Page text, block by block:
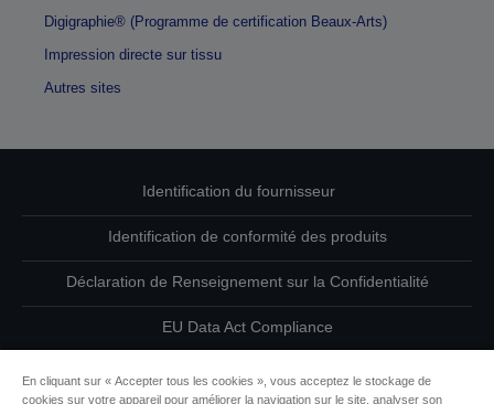
Digigraphie® (Programme de certification Beaux-Arts)
Impression directe sur tissu
Autres sites
Identification du fournisseur
Identification de conformité des produits
Déclaration de Renseignement sur la Confidentialité
EU Data Act Compliance
En cliquant sur « Accepter tous les cookies », vous acceptez le stockage de
cookies sur votre appareil pour améliorer la navigation sur le site, analyser son